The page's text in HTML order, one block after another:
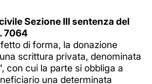
Sezione III sentenza del
7064
di forma, la donazione
scrittura privata, denominata
con cui la parte si obbliga a
una determinata